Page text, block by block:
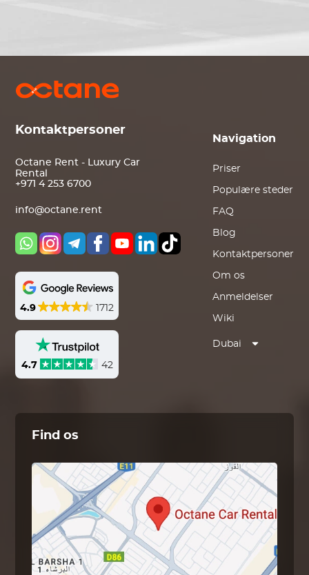
Kontaktpersoner
Octane Rent - Luxury Car
Rental
+971 4 253 6700
info@octane.rent
4.9 1712
4.7 42
Navigation
Priser
Populære steder
FAQ
Blog
Kontaktpersoner
Om os
Anmeldelser
Wiki
Dubai
Find os